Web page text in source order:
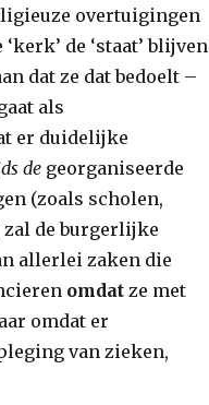
overtuigingen
de ‘staat’ blijven
dat ze dat bedoelt –
als
er duidelijke
de georganiseerde
(zoals scholen,
zal de burgerlijke
allerlei zaken die
omdatze met
omdat er
van zieken,